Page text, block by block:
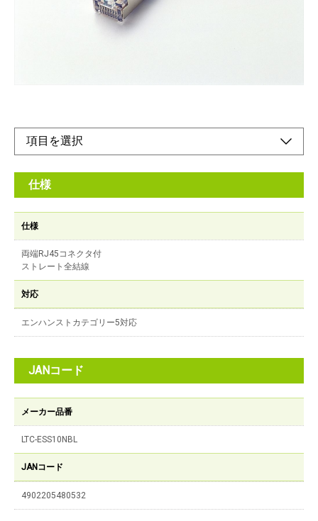
仕様
仕様
両端RJ45コネクタ付
ストレート全結線
対応
エンハンストカテゴリー5対応
JANコード
メーカー品番
LTC-ESS10NBL
JANコード
4902205480532